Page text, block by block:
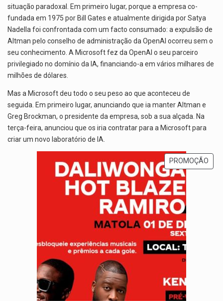
situação paradoxal. Em primeiro lugar, porque a empresa co-
fundada em 1975 por Bill Gates e atualmente dirigida por Satya
Nadella foi confrontada com um facto consumado: a expulsão de
Altman pelo conselho de administração da OpenAI ocorreu sem o
seu conhecimento. A Microsoft fez da OpenAI o seu parceiro
privilegiado no domínio da IA, financiando-a em vários milhares de
milhões de dólares.
Mas a Microsoft deu todo o seu peso ao que aconteceu de
seguida. Em primeiro lugar, anunciando que ia manter Altman e
Greg Brockman, o presidente da empresa, sob a sua alçada. Na
terça-feira, anunciou que os iria contratar para a Microsoft para
criar um novo laboratório de IA.
PROMOÇÃO